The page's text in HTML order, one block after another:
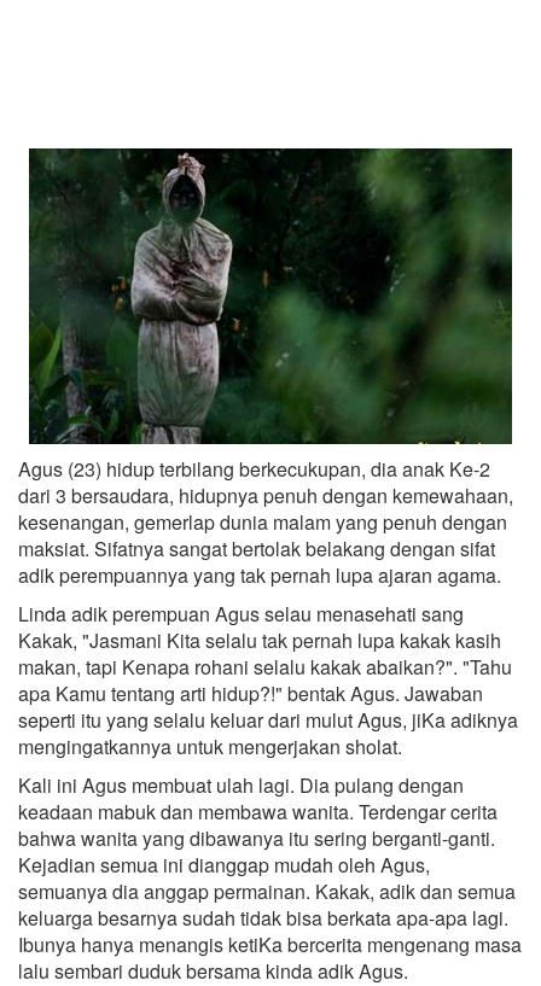
Agus (23) hidup terbilang berkecukupan, dia anak Ke-2
dari 3 bersaudara, hidupnya penuh dengan kemewahaan,
kesenangan, gemerlap dunia malam yang penuh dengan
maksiat. Sifatnya sangat bertolak belakang dengan sifat
adik perempuannya yang tak pernah lupa ajaran agama.
Linda adik perempuan Agus selau menasehati sang
Kakak, "Jasmani Kita selalu tak pernah lupa kakak kasih
makan, tapi Kenapa rohani selalu kakak abaikan?". "Tahu
apa Kamu tentang arti hidup?!" bentak Agus. Jawaban
seperti itu yang selalu keluar dari mulut Agus, jiKa adiknya
mengingatkannya untuk mengerjakan sholat.
Kali ini Agus membuat ulah lagi. Dia pulang dengan
keadaan mabuk dan membawa wanita. Terdengar cerita
bahwa wanita yang dibawanya itu sering berganti-ganti.
Kejadian semua ini dianggap mudah oleh Agus,
semuanya dia anggap permainan. Kakak, adik dan semua
keluarga besarnya sudah tidak bisa berkata apa-apa lagi.
Ibunya hanya menangis ketiKa bercerita mengenang masa
lalu sembari duduk bersama kinda adik Agus.